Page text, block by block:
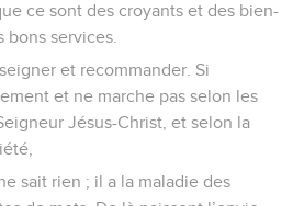
ce sont des croyants et des bien-
services.
et recommander. Si
et ne marche pas selon les
Jésus-Christ, et selon la
sait rien ; il a la maladie des